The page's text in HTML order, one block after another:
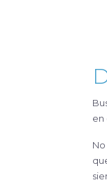
Buscar juegos para niños en casa se convierte a veces en una tarea complicada y es muy conveniente parar de vez
en